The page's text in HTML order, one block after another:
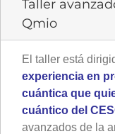
Taller
Qmio
El taller está
experiencia en
cuántica que
cuántico del
avanzados de la